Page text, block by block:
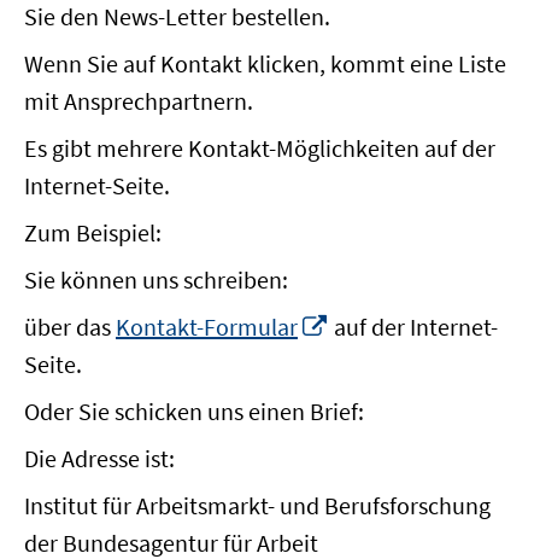
Sie den News-Letter bestellen.
Wenn Sie auf Kontakt klicken, kommt eine Liste
mit Ansprechpartnern.
Es gibt mehrere Kontakt-Möglichkeiten auf der
Internet-Seite.
Zum Beispiel:
Sie können uns schreiben:
über das Kontakt-Formular
In
öffnen
auf der Internet-
Seite.
Oder Sie schicken uns einen Brief:
Die Adresse ist:
Institut für Arbeitsmarkt- und Berufsforschung
der Bundesagentur für Arbeit